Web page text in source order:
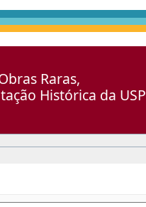
Raras,
Histórica da USP